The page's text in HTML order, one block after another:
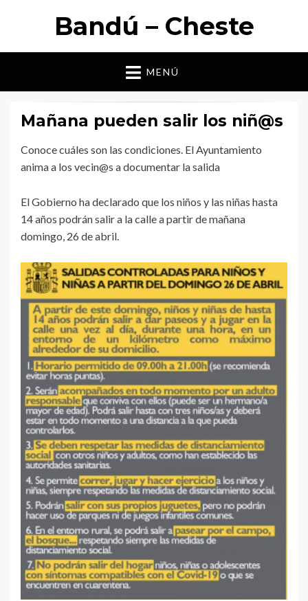
Bandú – Cheste
MENÚ
Mañana pueden salir los niñ@s
Conoce cuáles son las condiciones. El Ayuntamiento
anima a los vecin@s a documentar la salida
El Gobierno ha declarado que los niños y las niñas hasta
14 años podrán salir a la calle a partir de mañana
domingo, 26 de abril.